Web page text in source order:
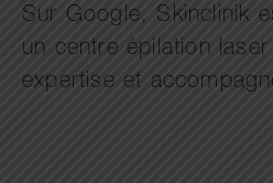
Sur Google, Skinclinik
un centre épilation
expertise et